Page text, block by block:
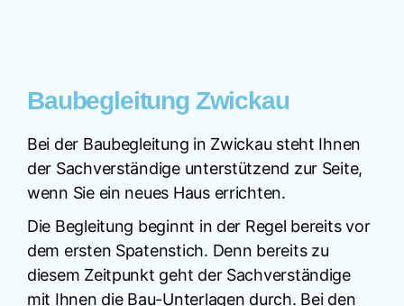
Baubegleitung Zwickau
Bei der Baubegleitung in Zwickau steht Ihnen
der Sachverständige unterstützend zur Seite,
wenn Sie ein neues Haus errichten.
Die Begleitung beginnt in der Regel bereits vor
dem ersten Spatenstich. Denn bereits zu
diesem Zeitpunkt geht der Sachverständige
mit Ihnen die Bau-Unterlagen durch. Bei den